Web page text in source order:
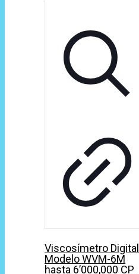
Viscosímetro Digital
Modelo WVM-6M
hasta 6’000,000 CP